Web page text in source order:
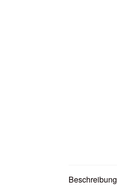
Beschreibung